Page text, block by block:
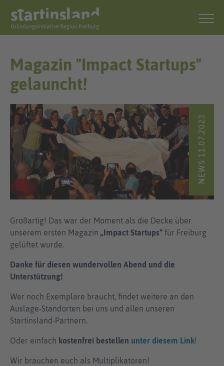
Magazin "Impact Startups"
gelauncht!
NEWS 11.07.2023
Großartig! Das war der Moment als die Decke über
unserem ersten Magazin „Impact Startups“ für Freiburg
gelüftet wurde.
Danke für diesen wundervollen Abend und die
Unterstützung!
Wer noch Exemplare braucht, findet weitere an den
Auslage-Standorten bei uns und allen unseren
Startinsland-Partnern.
Oder einfach kostenfrei bestellen unter diesem Link!
Wir brauchen euch als Multiplikatoren!